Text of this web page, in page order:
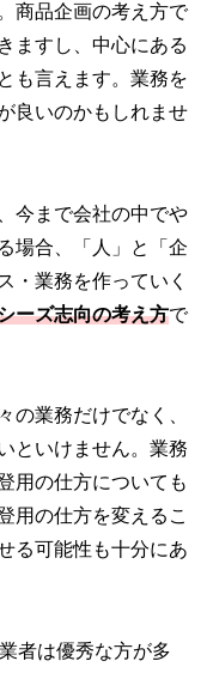
商品企画の考え方で
ますし、中心にある
も言えます。業務を
良いのかもしれませ
今まで会社の中でや
場合、「人」と「企
・業務を作っていく
ーズ志向の考え方で
の業務だけでなく、
といけません。業務
用の仕方についても
用の仕方を変えるこ
る可能性も十分にあ
者は優秀な方が多